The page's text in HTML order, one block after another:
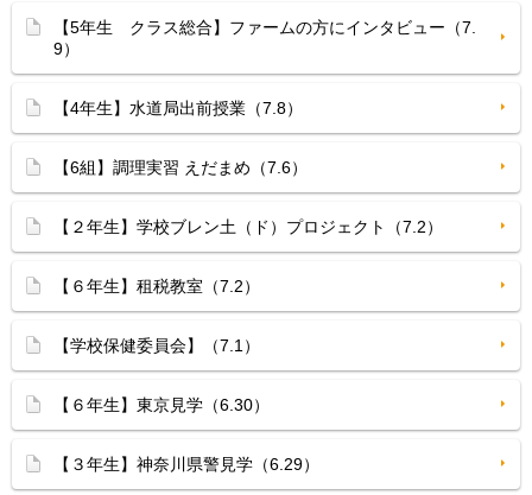
【5年生 クラス総合】ファームの方にインタビュー（7.
9）
【4年生】水道局出前授業（7.8）
【6組】調理実習 えだまめ（7.6）
【２年生】学校ブレン土（ド）プロジェクト（7.2）
【６年生】租税教室（7.2）
【学校保健委員会】（7.1）
【６年生】東京見学（6.30）
【３年生】神奈川県警見学（6.29）